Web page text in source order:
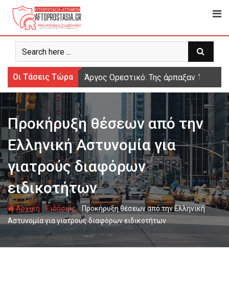
Ψάχνω
για...
Οι Τάσεις Τώρα Άργος Ορεστικό: Της άρπαξαν 15.000
Προκήρυξη θέσεων από την
Ελληνική Αστυνομία για
γιατρούς διαφόρων
ειδικοτήτων
Αρχική-Ειδήσεις- Προκήρυξη θέσεων από την Ελληνική
Αστυνομία για γιατρούς διαφόρων ειδικοτήτων